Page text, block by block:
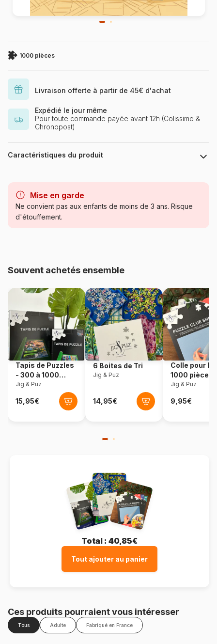
1000 pièces
Livraison offerte à partir de 45€ d'achat
Expédié le jour même
Pour toute commande payée avant 12h (Colissimo &
Chronopost)
Caractéristiques du produit
Catégorie Puzzles - Déco et Objets
Référence Yazz-4016
EAN 8684595061565
Nombre de pièces 1000 pièces
Dimensions 68 x 48 cm
Mise en garde
Ne convient pas aux enfants de moins de 3 ans. Risque
d'étouffement.
Souvent achetés ensemble
Tapis de Puzzles
- 300 à 1000
pièces
Jig & Puz
6 Boites de Tri
Jig & Puz
Colle pour
1000 pièces
Jig & Puz
Total : 40,85€
Tout ajouter au panier
Ces produits pourraient vous intéresser
Tous Adulte Fabriqué en France